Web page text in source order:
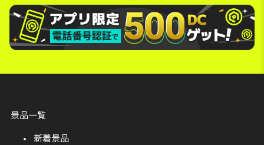
景品一覧
新着景品